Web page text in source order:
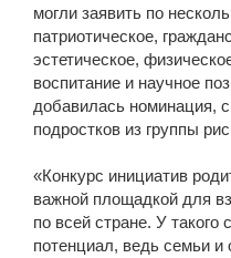
могли заявить по
патриотическое,
эстетическое,
воспитание и научное
добавилась номинация,
подростков из группы
«Конкурс инициатив
важной площадкой для
по всей стране. У
потенциал, ведь семьи и